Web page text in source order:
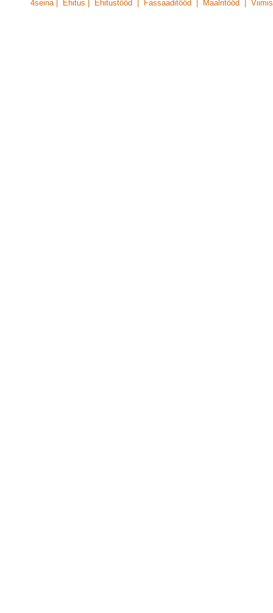
4seina | Ehitus | Ehitustööd | Fassaaditööd | Maalritööd |